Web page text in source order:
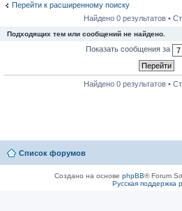
Перейти к расширенному поиску
Найдено 0 результатов •
Подходящих тем или сообщений не найдено.
Показать сообщения за
Найдено 0 результатов •
Список форумов
Создано на основе phpBB® Forum
Русская поддержка